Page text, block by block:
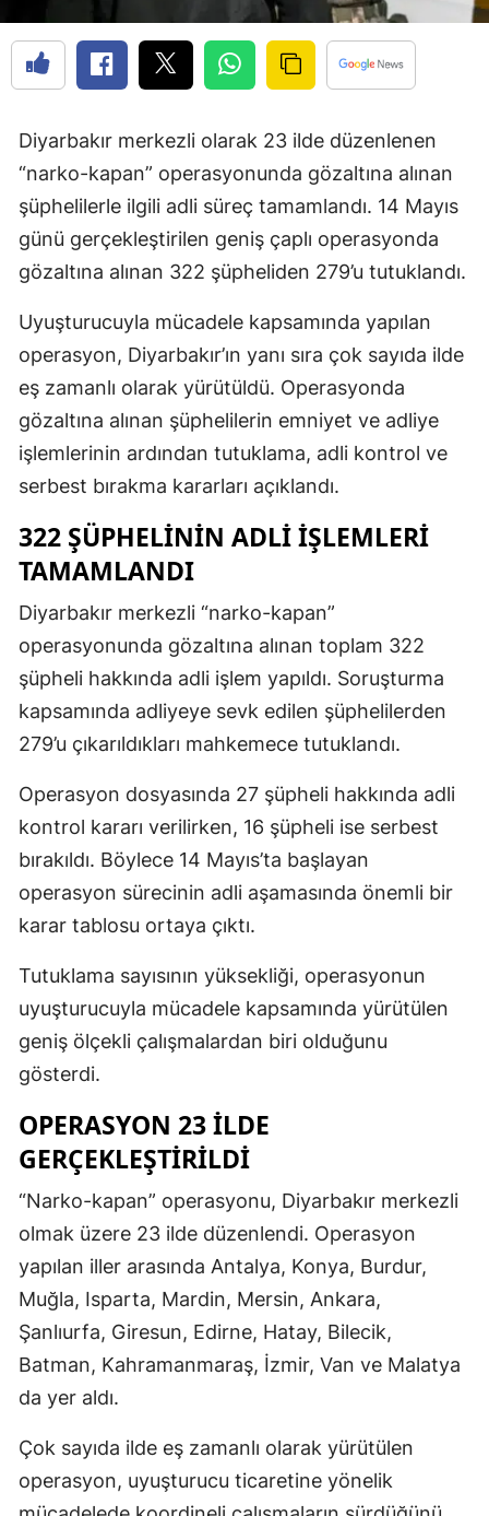
Diyarbakır merkezli olarak 23 ilde düzenlenen
“narko-kapan” operasyonunda gözaltına alınan
şüphelilerle ilgili adli süreç tamamlandı. 14 Mayıs
günü gerçekleştirilen geniş çaplı operasyonda
gözaltına alınan 322 şüpheliden 279’u tutuklandı.
Uyuşturucuyla mücadele kapsamında yapılan
operasyon, Diyarbakır’ın yanı sıra çok sayıda ilde
eş zamanlı olarak yürütüldü. Operasyonda
gözaltına alınan şüphelilerin emniyet ve adliye
işlemlerinin ardından tutuklama, adli kontrol ve
serbest bırakma kararları açıklandı.
322 ŞÜPHELININ ADLI İŞLEMLERI
TAMAMLANDI
Diyarbakır merkezli “narko-kapan”
operasyonunda gözaltına alınan toplam 322
şüpheli hakkında adli işlem yapıldı. Soruşturma
kapsamında adliyeye sevk edilen şüphelilerden
279’u çıkarıldıkları mahkemece tutuklandı.
Operasyon dosyasında 27 şüpheli hakkında adli
kontrol kararı verilirken, 16 şüpheli ise serbest
bırakıldı. Böylece 14 Mayıs’ta başlayan
operasyon sürecinin adli aşamasında önemli bir
karar tablosu ortaya çıktı.
Tutuklama sayısının yüksekliği, operasyonun
uyuşturucuyla mücadele kapsamında yürütülen
geniş ölçekli çalışmalardan biri olduğunu
gösterdi.
OPERASYON 23 İLDE
GERÇEKLEŞTIRILDI
“Narko-kapan” operasyonu, Diyarbakır merkezli
olmak üzere 23 ilde düzenlendi. Operasyon
yapılan iller arasında Antalya, Konya, Burdur,
Muğla, Isparta, Mardin, Mersin, Ankara,
Şanlıurfa, Giresun, Edirne, Hatay, Bilecik,
Batman, Kahramanmaraş, İzmir, Van ve Malatya
da yer aldı.
Çok sayıda ilde eş zamanlı olarak yürütülen
operasyon, uyuşturucu ticaretine yönelik